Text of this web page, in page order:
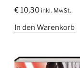
€10,30 inkl. MwSt.
In den Warenkorb